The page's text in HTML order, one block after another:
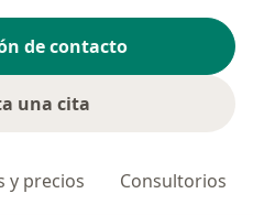
de contacto
una cita
y precios Consultorios